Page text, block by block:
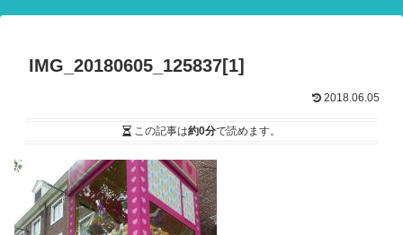
IMG_20180605_125837[1]
2018.06.05
この記事は約0分で読めます。